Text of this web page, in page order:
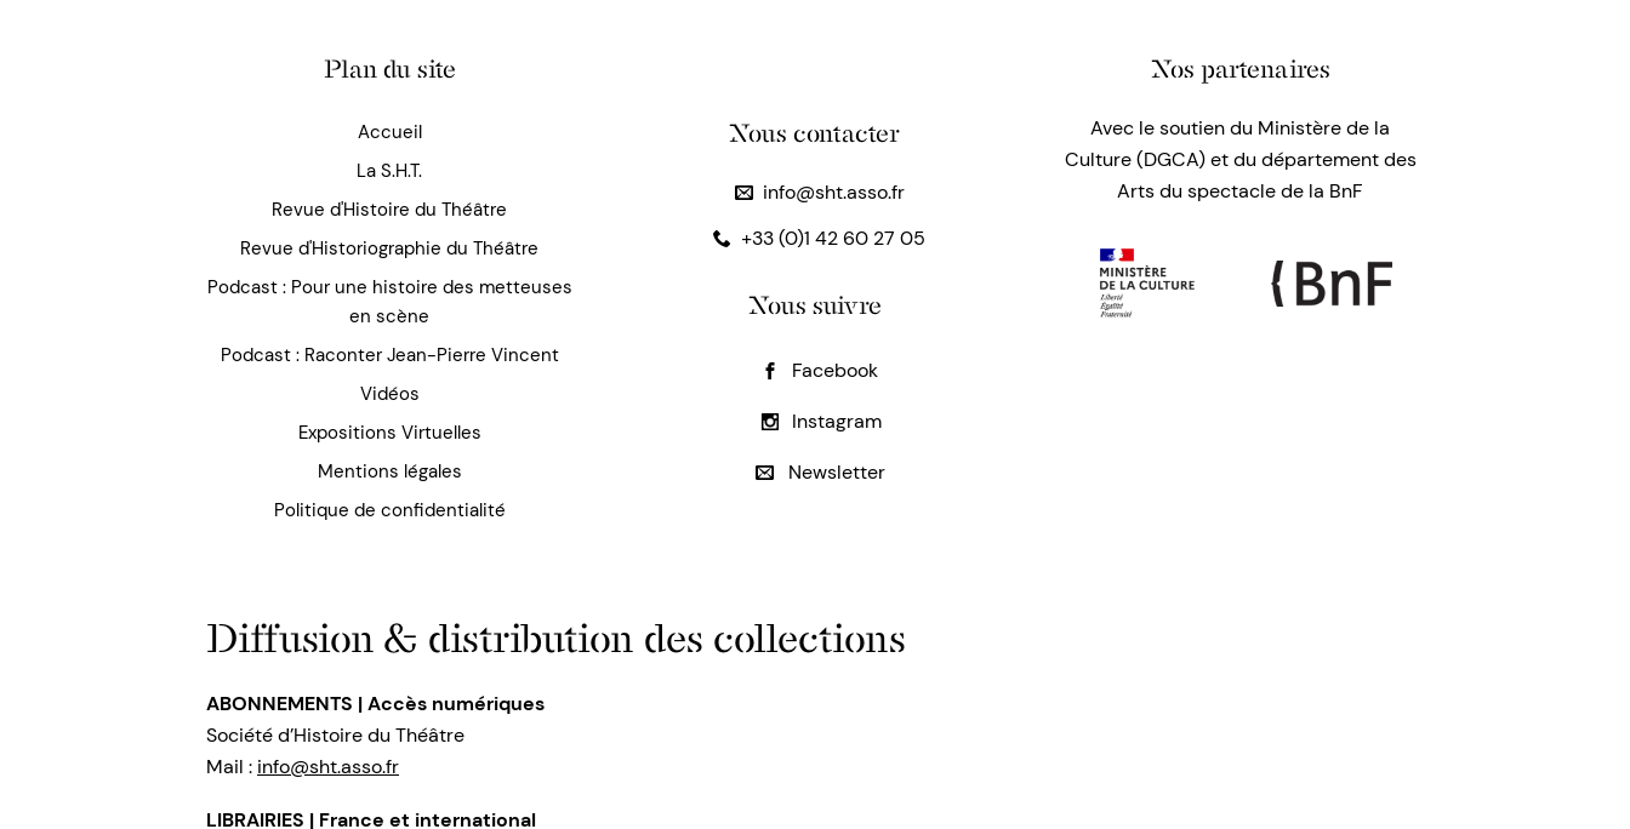
Plan du site
Accueil
La S.H.T.
Revue d'Histoire du Théâtre
Revue d'Historiographie du Théâtre
Podcast : Pour une histoire des metteuses
en scène
Podcast : Raconter Jean-Pierre Vincent
Vidéos
Expositions Virtuelles
Mentions légales
Politique de confidentialité
Nous contacter
info@sht.asso.fr
+33 (0)1 42 60 27 05
Nous suivre
Facebook
Instagram
Newsletter
Nos partenaires
Avec le soutien du Ministère de la
Culture (DGCA) et du département des
Arts du spectacle de la BnF
Diffusion & distribution des collections
ABONNEMENTS | Accès numériques
Société d’Histoire du Théâtre
Mail : info@sht.asso.fr
LIBRAIRIES | France et international